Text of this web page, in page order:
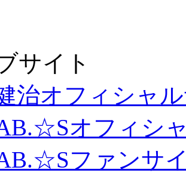
サイト
治オフィシャ
オフィシ
ファンサイ